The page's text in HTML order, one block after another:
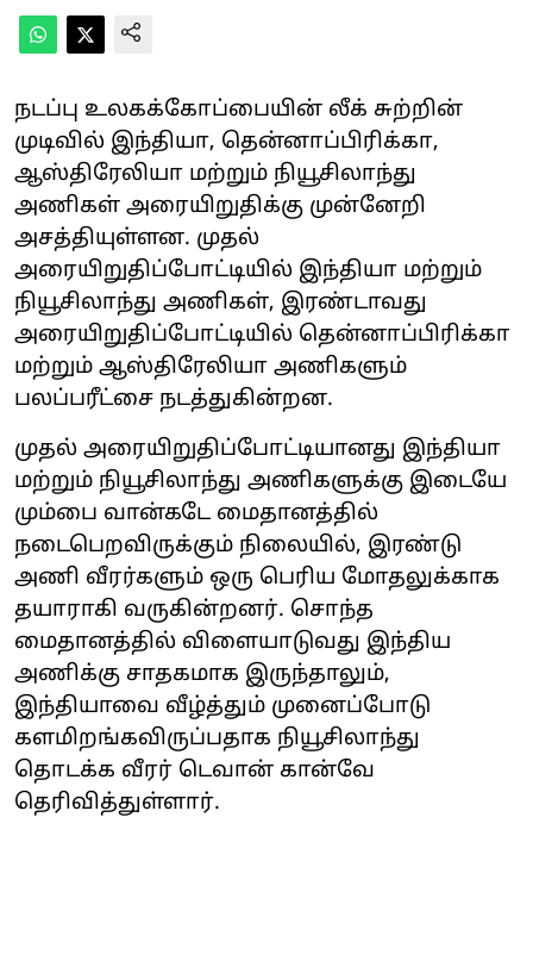
நடப்பு உலகக்கோப்பையின் லீக் சுற்றின்
முடிவில் இந்தியா, தென்னாப்பிரிக்கா,
ஆஸ்திரேலியா மற்றும் நியூசிலாந்து
அணிகள் அரையிறுதிக்கு முன்னேறி
அசத்தியுள்ளன. முதல்
அரையிறுதிப்போட்டியில் இந்தியா மற்றும்
நியூசிலாந்து அணிகள், இரண்டாவது
அரையிறுதிப்போட்டியில் தென்னாப்பிரிக்கா
மற்றும் ஆஸ்திரேலியா அணிகளும்
பலப்பரீட்சை நடத்துகின்றன.
முதல் அரையிறுதிப்போட்டியானது இந்தியா
மற்றும் நியூசிலாந்து அணிகளுக்கு இடையே
மும்பை வான்கடே மைதானத்தில்
நடைபெறவிருக்கும் நிலையில், இரண்டு
அணி வீரர்களும் ஒரு பெரிய மோதலுக்காக
தயாராகி வருகின்றனர். சொந்த
மைதானத்தில் விளையாடுவது இந்திய
அணிக்கு சாதகமாக இருந்தாலும்,
இந்தியாவை வீழ்த்தும் முனைப்போடு
களமிறங்கவிருப்பதாக நியூசிலாந்து
தொடக்க வீரர் டெவான் கான்வே
தெரிவித்துள்ளார்.